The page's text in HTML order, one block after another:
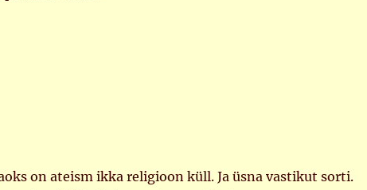
on ateism ikka religioon küll. Ja üsna vastikut sorti.